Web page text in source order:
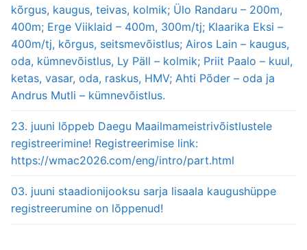
kõrgus, kaugus, teivas, kolmik; Ülo Randaru – 200m,
400m; Erge Viiklaid – 400m, 300m/tj; Klaarika Eksi –
400m/tj, kõrgus, seitsmevõistlus; Airos Lain – kaugus,
oda, kümnevõistlus, Ly Päll – kolmik; Priit Paalo – kuul,
ketas, vasar, oda, raskus, HMV; Ahti Põder – oda ja
Andrus Mutli – kümnevõistlus.
23. juuni lõppeb Daegu Maailmameistrivõistlustele
registreerimine! Registreerimise link:
https://wmac2026.com/eng/intro/part.html
03. juuni staadionijooksu sarja lisaala kaugushüppe
registreerumine on lõppenud!